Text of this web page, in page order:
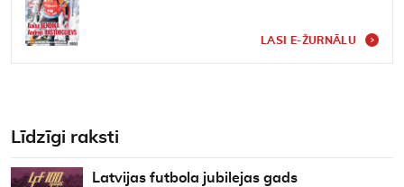
LASI E-ŽURNĀLU
Līdzīgi raksti
Latvijas futbola jubilejas gads